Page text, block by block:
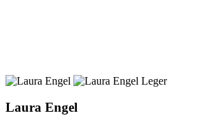
Laura Engel